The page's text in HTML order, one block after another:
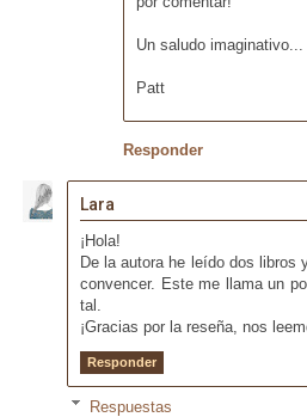
Un saludo imaginativo...
Patt
Responder
Lara
¡Hola!
De la autora he leído dos libros
convencer. Este me llama un
tal.
¡Gracias por la reseña, nos
Responder
Respuestas